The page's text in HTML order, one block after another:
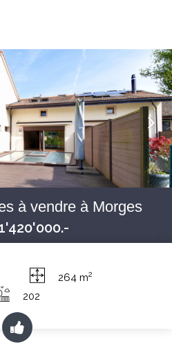
à vendre à Morges
264 m2
202